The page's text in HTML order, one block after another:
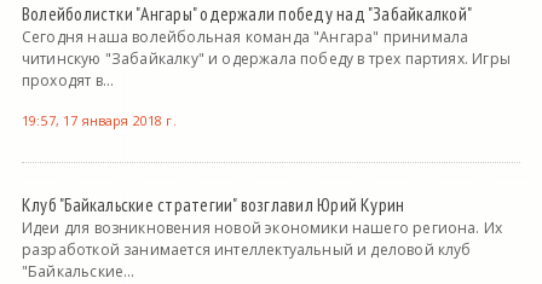
Волейболистки "Ангары" одержали победу над "Забайкалкой"
Сегодня наша волейбольная команда "Ангара" принимала
читинскую "Забайкалку" и одержала победу в трех партиях. Игры
проходят в...
19:57, 17 января 2018 г.
Клуб "Байкальские стратегии" возглавил Юрий Курин
Идеи для возникновения новой экономики нашего региона. Их
разработкой занимается интеллектуальный и деловой клуб
"Байкальские...